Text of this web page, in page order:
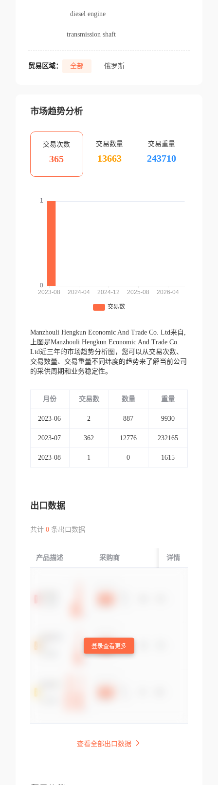
diesel engine
transmission shaft
贸易区域： 全部 俄罗斯
市场趋势分析
交易次数
365
交易数量
13663
交易重量
243710
Manzhouli Hengkun Economic And Trade Co. Ltd来自,
上图是Manzhouli Hengkun Economic And Trade Co.
Ltd近三年的市场趋势分析图，您可以从交易次数、
交易数量、交易重量不同纬度的趋势来了解当前公司
的采供周期和业务稳定性。
月份 交易数 数量 重量
2023-06 2 887 9930
2023-07 362 12776 232165
2023-08 1 0 1615
出口数据
共计 0条出口数据
产品描述 采购商 起运国/地区
详情
登录查看更多
查看全部出口数据